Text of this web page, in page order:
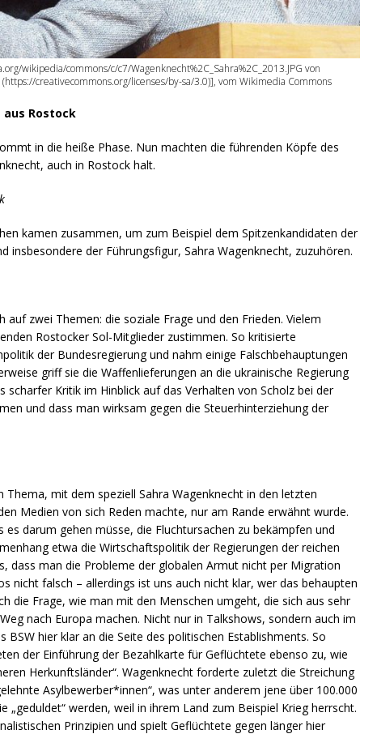
wikipedia/commons/c/c7/Wagenknecht%2C_Sahra%2C_2013.JPG von
creativecommons.org/licenses/by-sa/3.0)], vom Wikimedia Commons
Rostock
in die heiße Phase. Nun machten die führenden Köpfe des
auch in Rostock halt.
kamen zusammen, um zum Beispiel dem Spitzenkandidaten der
insbesondere der Führungsfigur, Sahra Wagenknecht, zuzuhören.
auf zwei Themen: die soziale Frage und den Frieden. Vielem
Rostocker Sol-Mitglieder zustimmen. So kritisierte
der Bundesregierung und nahm einige Falschbehauptungen
griff sie die Waffenlieferungen an die ukrainische Regierung
scharfer Kritik im Hinblick auf das Verhalten von Scholz bei der
und dass man wirksam gegen die Steuerhinterziehung der
Thema, mit dem speziell Sahra Wagenknecht in den letzten
Medien von sich Reden machte, nur am Rande erwähnt wurde.
es darum gehen müsse, die Fluchtursachen zu bekämpfen und
etwa die Wirtschaftspolitik der Regierungen der reichen
dass man die Probleme der globalen Armut nicht per Migration
nicht falsch – allerdings ist uns auch nicht klar, wer das behaupten
die Frage, wie man mit den Menschen umgeht, die sich aus sehr
nach Europa machen. Nicht nur in Talkshows, sondern auch im
BSW hier klar an die Seite des politischen Establishments. So
der Einführung der Bezahlkarte für Geflüchtete ebenso zu, wie
Herkunftsländer“. Wagenknecht forderte zuletzt die Streichung
Asylbewerber*innen“, was unter anderem jene über 100.000
„geduldet“ werden, weil in ihrem Land zum Beispiel Krieg herrscht.
Prinzipien und spielt Geflüchtete gegen länger hier